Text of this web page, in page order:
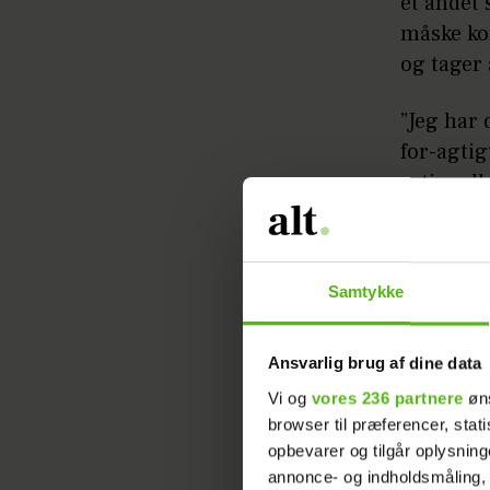
Samtykke
Ansvarlig brug af dine data
Vi og vores 236 partnere
browser til præferencer,
opbevarer og tilgår
annonce- og
måske
og tager
”Jeg
for-
bliver
Andre
For at
at høre,
”I den